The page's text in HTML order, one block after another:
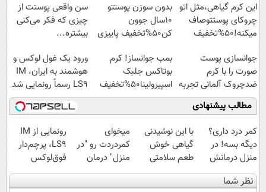
این کرم گیاهی،مثل اتو
چروکای پوستتوصاف
میکنه!50%تخفیف
بدون سوزن پوستتو
10سال جوون
کن50%تخفیف پاییزی
سن واقعی پوستت از
چیزی که فکر می‌کنی
بیشتره...
جوانسازی پوست
صورت را با کرم
ضدچروک آلمانی تجربه
کنید!
بمب جوانساز! کرم
بوتاکس جلبک
اسپیرولینا50%تخفیف
ورود یک غول لوکس و
هوشمند به ایران، IM
LS9 رسماً رونمایی شد
مطالب پیشنهادی
کمر درد داری؟
دیگه بسه! در
منزل درمانش
کن
(◀پرسش‌نامه)
با این نوشیدنی
گیاهی خوش
طعم سلامتی
کبدتان را تضمین
کنید
میخوای
کمردردت رو "در
منزل" درمان
کنی؟ (◂فیلم +
◂پرسش‌نامه)
رونمایی از IM
LS9، پرچم‌دار
فوق‌لوکس
EREV وارد بازار
ایران شد
نظر شما